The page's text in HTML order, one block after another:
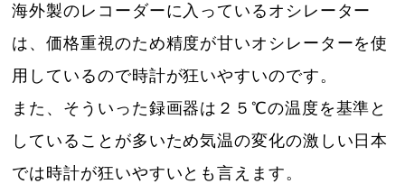
海外製のレコーダーに入っているオシレーター
は、価格重視のため精度が甘いオシレーターを使
用しているので時計が狂いやすいのです。
また、そういった録画器は２５℃の温度を基準と
していることが多いため気温の変化の激しい日本
では時計が狂いやすいとも言えます。